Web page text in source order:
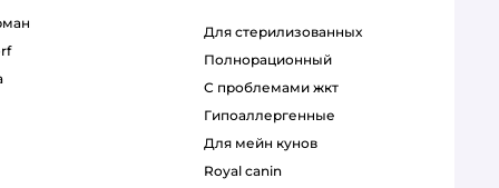
для стерилизованных
полнорационный
с проблемами жкт
гипоаллергенные
для мейн кунов
royal canin